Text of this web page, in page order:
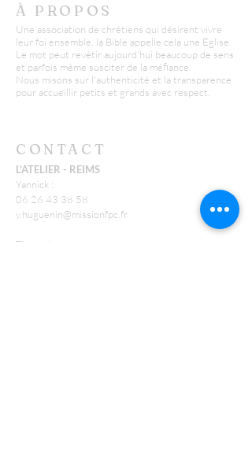
À PROPOS
Une association de chrétiens qui désirent vivre
leur foi ensemble, la Bible appelle cela une Eglise.
Le mot peut revêtir aujourd'hui beaucoup de sens
et parfois même susciter de la méfiance.
Nous misons sur l'authenticité et la transparence
pour accueillir petits et grands avec respect.
CONTACT
L'ATELIER - REIMS
Yannick :
06 26 43 38 58
y.huguenin@missionfpc.fr
Timothée :